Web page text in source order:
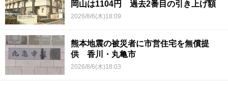
岡山は1104円 過去2番目の引き上げ額
2026/8/6(木)18:09
熊本地震の被災者に市営住宅を無償提
供 香川・丸亀市
2026/8/6(木)18:03